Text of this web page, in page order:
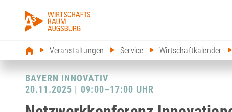
Veranstaltungen Service Wirtschaftkalender
BAYERN INNOVATIV
20.11.2025 | 09:00–17:00 UHR